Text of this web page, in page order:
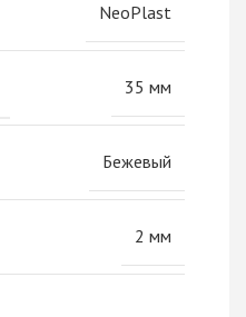
NeoPlast
35 мм
Бежевый
2 мм